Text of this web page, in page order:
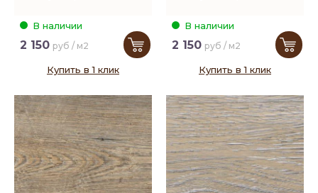
В наличии
2 150 руб / м2
Купить в 1 клик
В наличии
2 150 руб / м2
Купить в 1 клик